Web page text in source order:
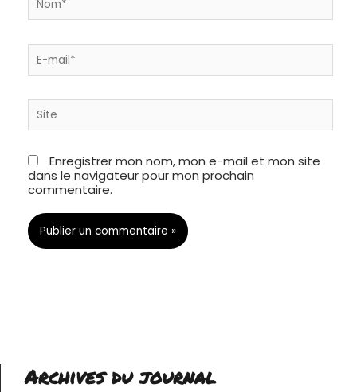
E-
mail*
Site
Enregistrer mon nom, mon e-mail et mon site
dans le navigateur pour mon prochain
commentaire.
Archives du journal